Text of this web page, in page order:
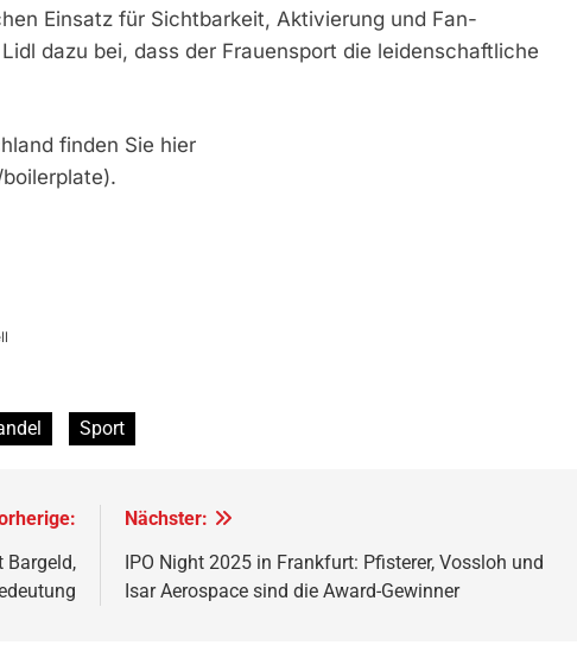
Einsatz für Sichtbarkeit, Aktivierung und Fan-
dazu bei, dass der Frauensport die leidenschaftliche
finden Sie hier
Sport
Bargeld,
Nächster:
IPO Night 2025 in Frankfurt: Pfisterer, Vossloh und
Isar Aerospace sind die Award-Gewinner